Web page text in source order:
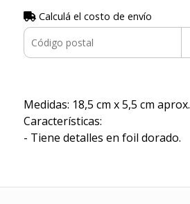
Calculá el costo de envío
Medidas: 18,5 cm x 5,5 cm aprox.
Características:
- Tiene detalles en foil dorado.